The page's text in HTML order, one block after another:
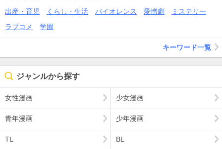
出産・育児 くらし・生活 バイオレンス 愛憎劇
ミステリー
ラブコメ
学園
キーワード一覧
ジャンルから探す
女性漫画 少女漫画
青年漫画 少年漫画
TL BL